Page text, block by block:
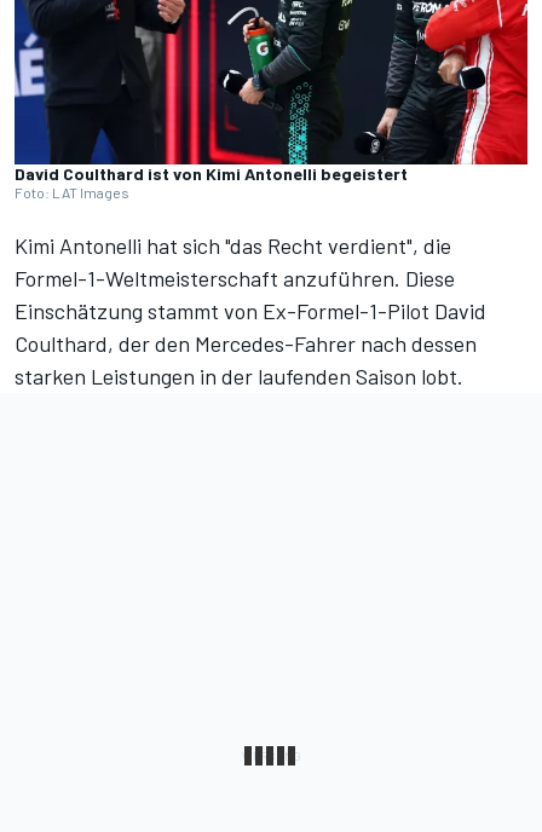
David Coulthard ist von Kimi Antonelli begeistert
Foto: LAT Images
Kimi Antonelli hat sich "das Recht verdient", die
Formel-1-Weltmeisterschaft anzuführen. Diese
Einschätzung stammt von Ex-Formel-1-Pilot David
Coulthard, der den Mercedes-Fahrer nach dessen
starken Leistungen in der laufenden Saison lobt.